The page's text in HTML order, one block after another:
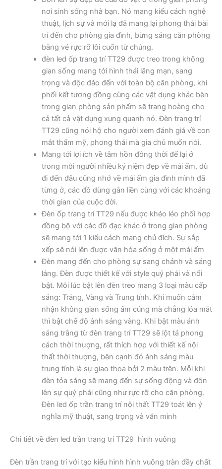
nơi sinh sống nhà bạn. Nó mang kiểu cách nghệ
thuật, lịch sự và mới lạ đã mang lại phong thái bài
trí đến cho phòng gia đình, bừng sáng căn phòng
bằng vẻ rực rỡ lôi cuốn từ chúng.
đèn led ốp trang trí TT29 được treo trong không
gian sống mang tới hình thái lãng mạn, sang
trọng và độc đáo đến với toàn bộ căn phòng, khi
phối kết tương đồng cùng các vật dụng khác bên
trong gian phòng sản phẩm sẽ trang hoàng cho
cả tất cả vật dụng xung quanh nó. Đèn trang trí
TT29 cũng nói hộ cho người xem đánh giá về con
mắt thẩm mỹ, phong thái mà gia chủ muốn nói.
Mang tới lợi ích về tâm hồn đồng thời để lại ở
trong mỗi người nhiều kỷ niệm đẹp về mái ấm, dù
đi đến đâu cũng nhớ về mái ấm gia đình mình đã
từng ở, các đồ dùng gắn liền cùng với các khoảng
thời gian của cuộc đời.
Đèn ốp trang trí TT29 nếu được khéo léo phối hợp
đồng bộ với các đồ đạc khác ở trong gian phòng
sẽ mang tới 1 kiểu cách mang chủ đích. Sự sắp
xếp sẽ nói lên được văn hóa sống ở một mái ấm
Đèn mang đến cho phòng sự sang chảnh và sáng
láng. Đèn được thiết kế với style quý phái và nổi
bật. Mỗi lúc bật lên đèn treo mang 3 loại màu cấp
sáng: Trắng, Vàng và Trung tính. Khi muốn cảm
nhận không gian sống ấm cúng mà chẳng lóa mắt
thì bật chế độ ánh sáng vàng. Khi bật màu ánh
sáng trắng từ đèn trang trí TT29 sẽ lột tả phong
cách thời thượng, rất thích hợp với thiết kế nội
thất thời thượng, bên cạnh đó ánh sáng màu
trung tính là sự giao thoa bởi 2 màu trên. Mỗi khi
đèn tỏa sáng sẽ mang đến sự sống động và đôn
lên sự quý phái cũng như rực rỡ cho căn phòng.
Đèn led ốp trần trang trí nội thất TT29 toát lên ý
nghĩa mỹ thuật, sang trọng và văn minh
Chi tiết về đèn led trần trang trí TT29 hình vuông
Đèn trần trang trí với tạo kiểu hình hình vuông tràn đầy chất